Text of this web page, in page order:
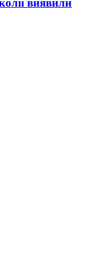
виявили